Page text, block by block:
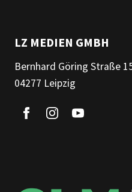
LZ MEDIEN GMBH
Bernhard Göring Straße
04277 Leipzig